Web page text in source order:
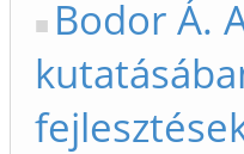
Bodor Á.